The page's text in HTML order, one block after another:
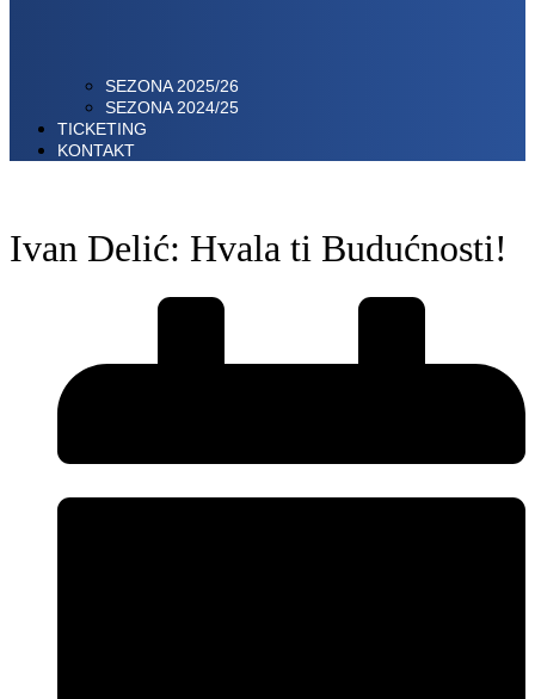
SEZONA 2025/26
SEZONA 2024/25
TICKETING
KONTAKT
Ivan Delić: Hvala ti Budućnosti!